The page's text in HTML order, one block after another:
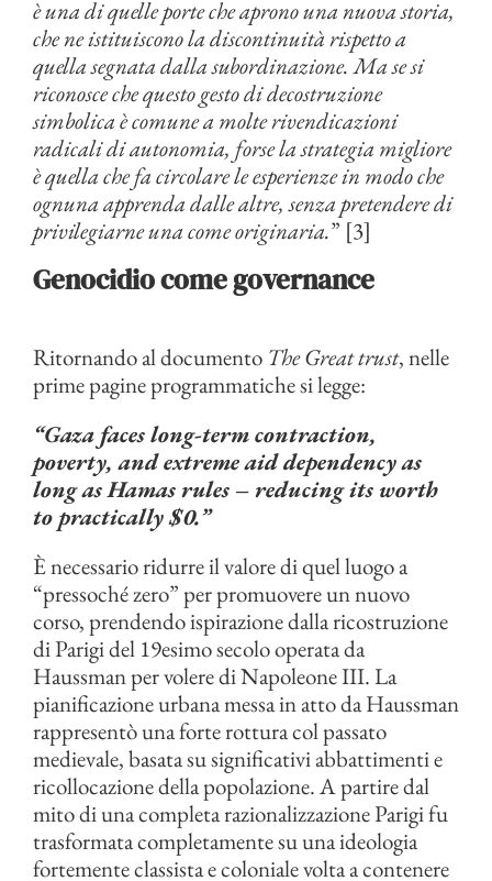
è una di quelle porte che aprono una nuova storia,
che ne istituiscono la discontinuità rispetto a
quella segnata dalla subordinazione. Ma se si
riconosce che questo gesto di decostruzione
simbolica è comune a molte rivendicazioni
radicali di autonomia, forse la strategia migliore
è quella che fa circolare le esperienze in modo che
ognuna apprenda dalle altre, senza pretendere di
privilegiarne una come originaria.” [3]
Genocidio come governance
Ritornando al documento The Great trust, nelle
prime pagine programmatiche si legge:
“Gaza faces long-term contraction,
poverty, and extreme aid dependency as
long as Hamas rules – reducing its worth
to practically $0.”
È necessario ridurre il valore di quel luogo a
“pressoché zero” per promuovere un nuovo
corso, prendendo ispirazione dalla ricostruzione
di Parigi del 19esimo secolo operata da
Haussman per volere di Napoleone III. La
pianificazione urbana messa in atto da Haussman
rappresentò una forte rottura col passato
medievale, basata su significativi abbattimenti e
ricollocazione della popolazione. A partire dal
mito di una completa razionalizzazione Parigi fu
trasformata completamente su una ideologia
fortemente classista e coloniale volta a contenere